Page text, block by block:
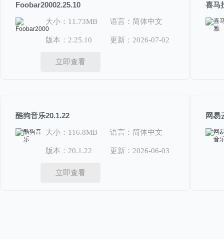
Foobar20002.25.10
大小：11.73MB 语言：简体中文
版本：2.25.10 更新：2026-07-02
立即查看
喜马
酷狗音乐20.1.22
大小：116.8MB 语言：简体中文
版本：20.1.22 更新：2026-06-03
立即查看